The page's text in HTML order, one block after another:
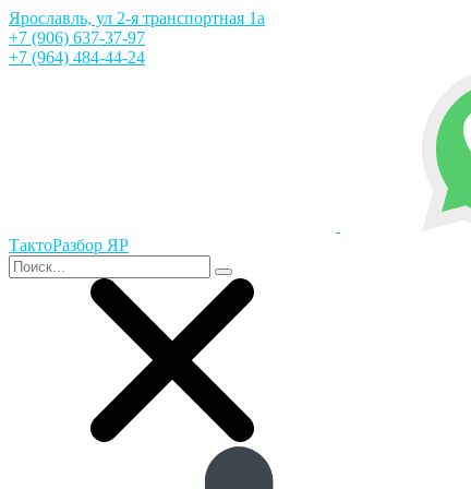
Ярославль, ул 2-я транспортная 1а
+7 (906) 637-37-97
+7 (964) 484-44-24
ТактоРазбор ЯР